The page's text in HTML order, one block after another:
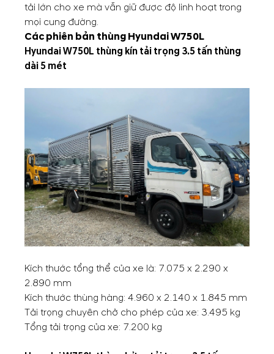
tải lớn cho xe mà vẫn giữ được độ linh hoạt trong
mọi cung đường.
Các phiên bản thùng Hyundai W750L
Hyundai W750L thùng kín tải trọng 3.5 tấn thùng
dài 5 mét
Kích thước tổng thể của xe là: 7.075 x 2.290 x
2.890 mm
Kích thước thùng hàng: 4.960 x 2.140 x 1.845 mm
Tải trọng chuyên chở cho phép của xe: 3.495 kg
Tổng tải trọng của xe: 7.200 kg